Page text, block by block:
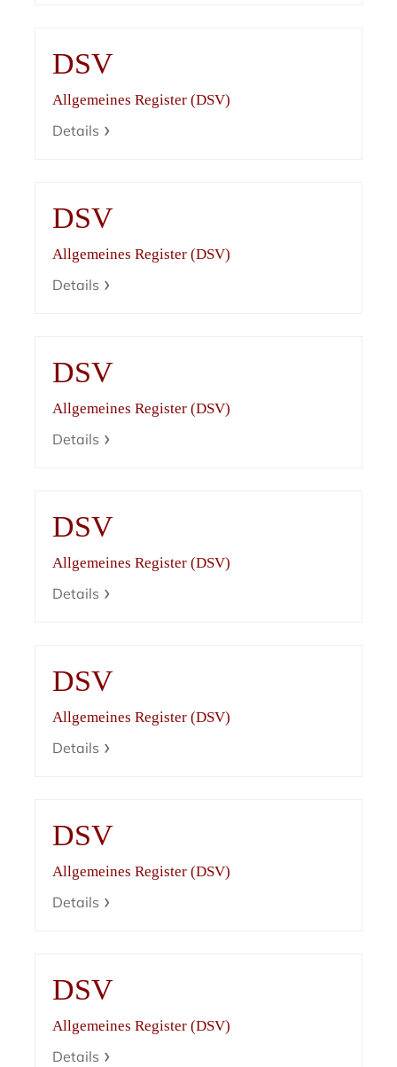
DSV
Allgemeines Register (DSV)
Details
DSV
Allgemeines Register (DSV)
Details
DSV
Allgemeines Register (DSV)
Details
DSV
Allgemeines Register (DSV)
Details
DSV
Allgemeines Register (DSV)
Details
DSV
Allgemeines Register (DSV)
Details
DSV
Allgemeines Register (DSV)
Details